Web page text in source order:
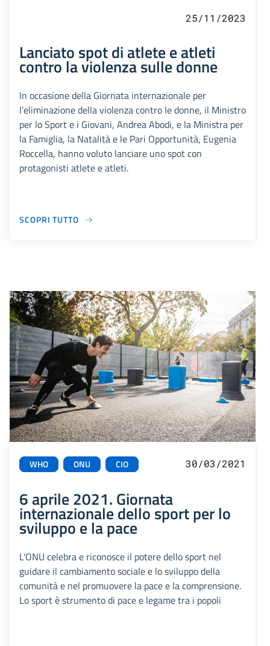
25/11/2023
Lanciato spot di atlete e atleti
contro la violenza sulle donne
In occasione della Giornata internazionale per
l’eliminazione della violenza contro le donne, il Ministro
per lo Sport e i Giovani, Andrea Abodi, e la Ministra per
la Famiglia, la Natalità e le Pari Opportunità, Eugenia
Roccella, hanno voluto lanciare uno spot con
protagonisti atlete e atleti.
SCOPRI TUTTO
WHO ONU CIO 30/03/2021
6 aprile 2021. Giornata
internazionale dello sport per lo
sviluppo e la pace
L'ONU celebra e riconosce il potere dello sport nel
guidare il cambiamento sociale e lo sviluppo della
comunità e nel promuovere la pace e la comprensione.
Lo sport è strumento di pace e legame tra i popoli